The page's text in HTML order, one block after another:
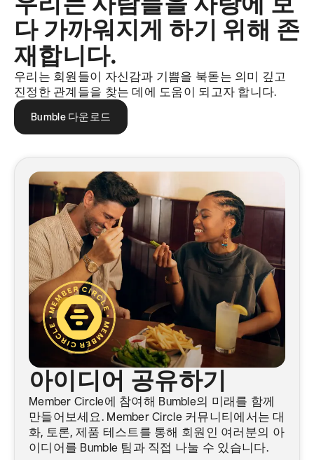
다 가까워지게 하기 위해 존
재합니다.
우리는 회원들이 자신감과 기쁨을 북돋는 의미 깊고
진정한 관계들을 찾는 데에 도움이 되고자 합니다.
Bumble 다운로드
아이디어 공유하기
Member Circle에 참여해 Bumble의 미래를 함께
만들어보세요. Member Circle 커뮤니티에서는 대
화, 토론, 제품 테스트를 통해 회원인 여러분의 아
이디어를 Bumble 팀과 직접 나눌 수 있습니다.